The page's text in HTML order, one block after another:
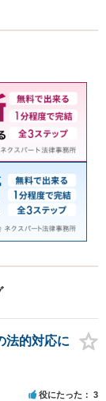
法的対応に
役にたった 3